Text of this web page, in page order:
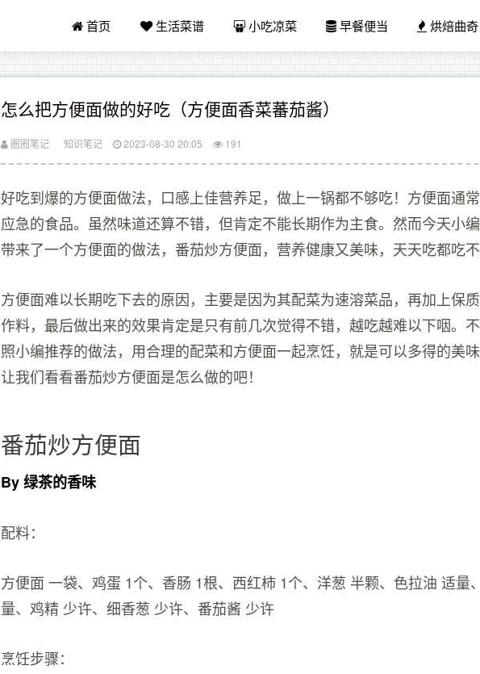
首页 生活菜谱 小吃凉菜 早餐便当 烘焙曲奇
怎么把方便面做的好吃（方便面香菜蕃茄酱）
圈圈笔记 知识笔记 2023-08-30 20:05 191
好吃到爆的方便面做法，口感上佳营养足，做上一锅都不够吃！方便面通
应急的食品。虽然味道还算不错，但肯定不能长期作为主食。然而今天小
带来了一个方便面的做法，番茄炒方便面，营养健康又美味，天天吃都吃不
方便面难以长期吃下去的原因，主要是因为其配菜为速溶菜品，再加上保
作料，最后做出来的效果肯定是只有前几次觉得不错，越吃越难以下咽。
照小编推荐的做法，用合理的配菜和方便面一起烹饪，就是可以多得的美
让我们看看番茄炒方便面是怎么做的吧！
番茄炒方便面
By 绿茶的香味
配料：
方便面 一袋、鸡蛋 1个、香肠 1根、西红柿 1个、洋葱 半颗、色拉油 适量
量、鸡精 少许、细香葱 少许、番茄酱 少许
烹饪步骤：